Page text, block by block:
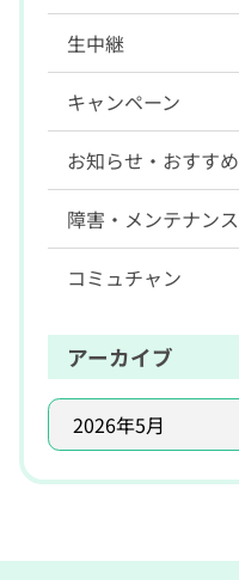
生中継
キャンペーン
お知らせ・おすすめ
障害・メンテナンス
コミュチャン
アーカイブ